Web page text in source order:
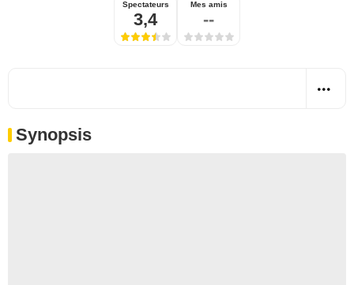
Spectateurs
3,4
Mes amis
--
Synopsis